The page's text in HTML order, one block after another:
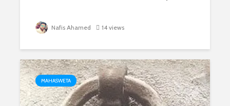
Nafis Ahamed 14 views
MAHASWETA